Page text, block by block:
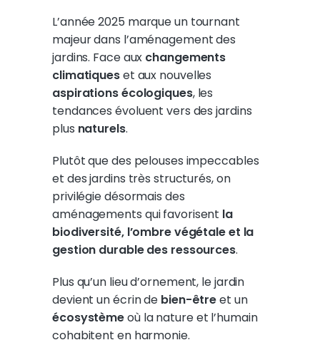
L’année 2025 marque un tournant
majeur dans l’aménagement des
jardins. Face aux changements
climatiqueset aux nouvelles
aspirations écologiques, les
tendances évoluent vers des jardins
plus naturels.
Plutôt que des pelouses impeccables
et des jardins très structurés, on
privilégie désormais des
aménagements qui favorisent la
biodiversité, l’ombre végétale et la
gestion durable des ressources.
Plus qu’un lieu d’ornement, le jardin
devient un écrin de bien-êtreet un
écosystèmeoù la nature et l’humain
cohabitent en harmonie.